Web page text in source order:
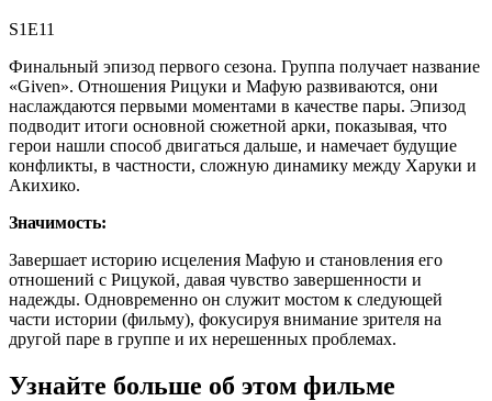
S1E11
Финальный эпизод первого сезона. Группа получает название
«Given». Отношения Рицуки и Мафую развиваются, они
наслаждаются первыми моментами в качестве пары. Эпизод
подводит итоги основной сюжетной арки, показывая, что
герои нашли способ двигаться дальше, и намечает будущие
конфликты, в частности, сложную динамику между Харуки и
Акихико.
Значимость:
Завершает историю исцеления Мафую и становления его
отношений с Рицукой, давая чувство завершенности и
надежды. Одновременно он служит мостом к следующей
части истории (фильму), фокусируя внимание зрителя на
другой паре в группе и их нерешенных проблемах.
Узнайте больше об этом фильме